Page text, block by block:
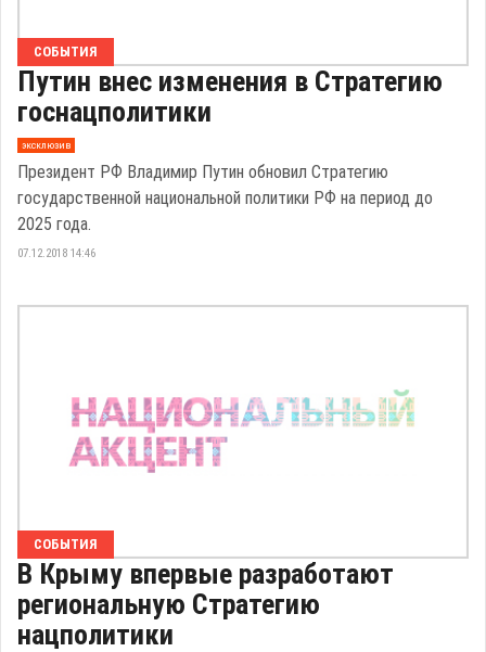
СОБЫТИЯ
Путин внес изменения в Стратегию
госнацполитики
эксклюзив
Президент РФ Владимир Путин обновил Стратегию
государственной национальной политики РФ на период до
2025 года.
07.12.2018 14:46
СОБЫТИЯ
В Крыму впервые разработают
региональную Стратегию
нацполитики